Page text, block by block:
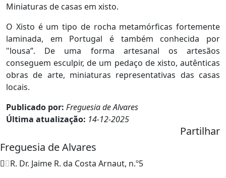
Miniaturas de casas em xisto.
O Xisto é um tipo de rocha metamórficas fortemente
laminada, em Portugal é também conhecida por
"lousa”. De uma forma artesanal os artesãos
conseguem esculpir, de um pedaço de xisto, autênticas
obras de arte, miniaturas representativas das casas
locais.
Publicado por: Freguesia de Alvares
Última atualização: 14-12-2025
Partilhar
Freguesia de Alvares
R. Dr. Jaime R. da Costa Arnaut, n.º5